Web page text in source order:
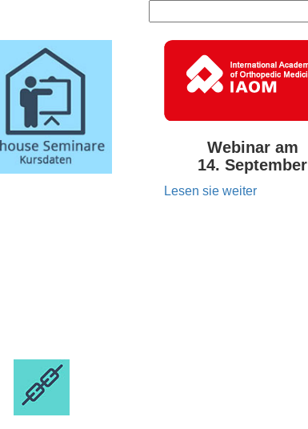
Webinar am
14. September
Lesen sie weiter